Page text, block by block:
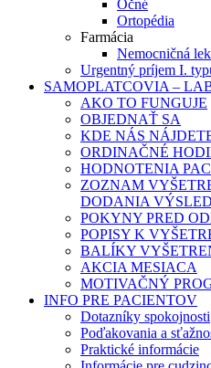
Očné
Ortopédia
Farmácia
Nemocničná
Urgentný príjem I.
SAMOPLATCOVIA –
AKO TO FUNGUJE
OBJEDNAŤ SA
KDE NÁS
ORDINAČNÉ
HODNOTENIA
ZOZNAM
DODANIA
POKYNY PRED
POPISY K
BALÍKY
AKCIA MESIACA
MOTIVAČNÝ
INFO PRE PACIENTOV
Dotazníky spokojnosti
Poďakovania a
Praktické informácie